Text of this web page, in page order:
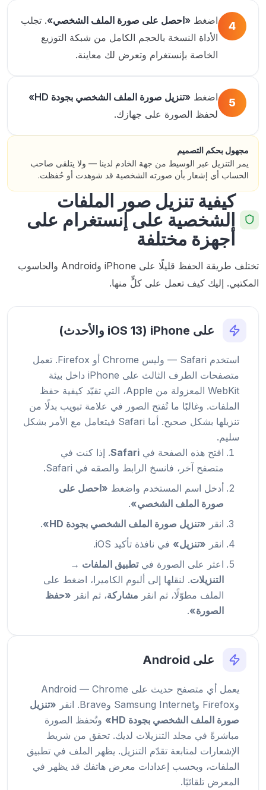
4 اضغط «احصل على صورة الملف الشخصي». تجلب
الأداة النسخة بالحجم الكامل من شبكة التوزيع
الخاصة بإنستغرام وتعرض لك معاينة.
5 اضغط «تنزيل صورة الملف الشخصي بجودة HD»
لحفظ الصورة على جهازك.
مجهول بحكم التصميم
يمر التنزيل عبر الوسيط من جهة الخادم لدينا — ولا يتلقى صاحب
الحساب أي إشعار بأن صورته الشخصية قد شوهدت أو حُفظت.
كيفية تنزيل صور الملفات
الشخصية على إنستغرام على
أجهزة مختلفة
تختلف طريقة الحفظ قليلًا على iPhone وAndroid والحاسوب
المكتبي. إليك كيف تعمل على كلٍّ منها.
على iPhone (iOS 13 والأحدث)
استخدم Safari — وليس Chrome أو Firefox. تعمل
متصفحات الطرف الثالث على iPhone داخل بيئة
WebKit المعزولة من Apple، التي تقيّد كيفية حفظ
الملفات. وغالبًا ما تُفتح الصور في علامة تبويب بدلًا من
تنزيلها بشكل صحيح. أما Safari فيتعامل مع الأمر بشكل
سليم.
افتح هذه الصفحة في Safari. إذا كنت في
متصفح آخر، فانسخ الرابط والصقه في Safari.
أدخل اسم المستخدم واضغط «احصل على
صورة الملف الشخصي».
انقر «تنزيل صورة الملف الشخصي بجودة HD»
.
انقر «تنزيل» في نافذة تأكيد iOS.
اعثر على الصورة فيتطبيق الملفات →
التنزيلات. لنقلها إلى ألبوم الكاميرا، اضغط على
الملف مطوّلًا، ثم انقر مشاركة، ثم انقر «حفظ
الصورة».
على Android
يعمل أي متصفح حديث على Android — Chrome
وFirefox وSamsung Internet وBrave. انقر
«تنزيل
صورة الملف الشخصي بجودة HD»
وتُحفظ الصورة
مباشرةً في مجلد التنزيلات لديك. تحقق من شريط
الإشعارات لمتابعة تقدّم التنزيل. يظهر الملف في تطبيق
الملفات، وبحسب إعدادات معرض هاتفك قد يظهر في
المعرض تلقائيًا.